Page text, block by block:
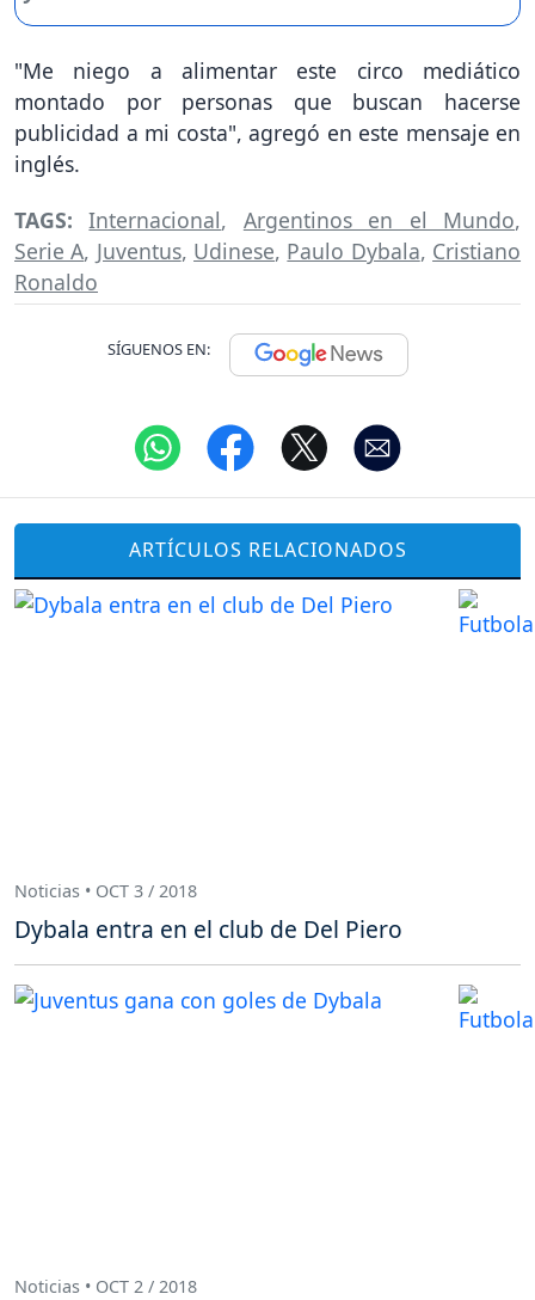
"Me niego a alimentar este circo mediático
montado por personas que buscan hacerse
publicidad a mi costa", agregó en este mensaje en
inglés.
TAGS:Internacional, Argentinos en el Mundo,
Serie A, Juventus, Udinese, Paulo Dybala, Cristiano
Ronaldo
SÍGUENOS EN:
ARTÍCULOS RELACIONADOS
Noticias • OCT 3 / 2018
Dybala entra en el club de Del Piero
Noticias • OCT 2 / 2018